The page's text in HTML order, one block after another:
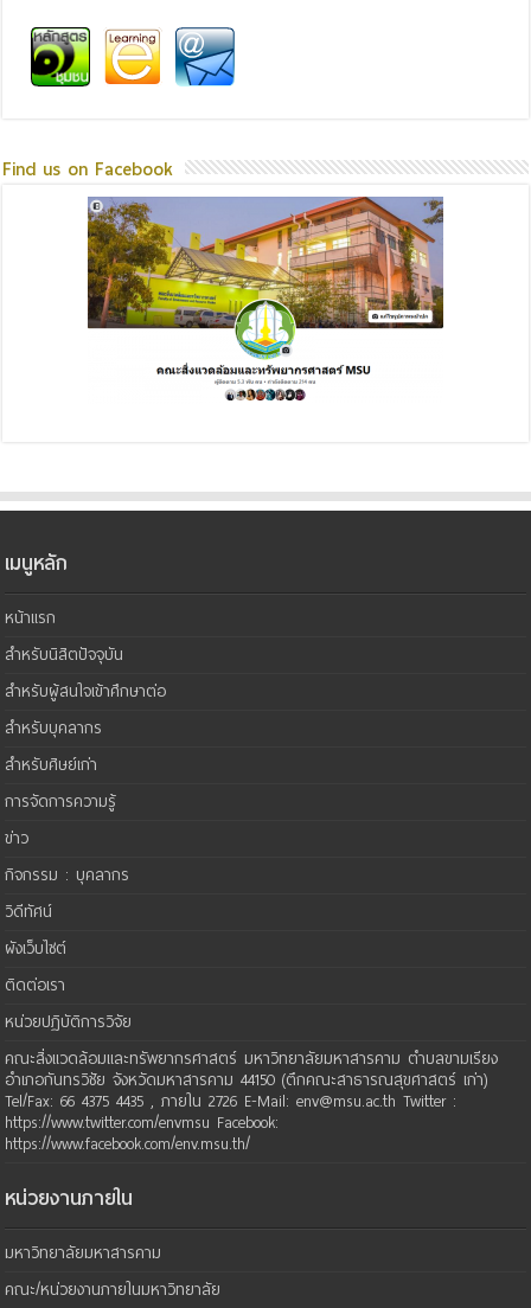
Find us on Facebook
เมนูหลัก
หน้าแรก
สำหรับนิสิตปัจจุบัน
สำหรับผู้สนใจเข้าศึกษาต่อ
สำหรับบุคลากร
สำหรับศิษย์เก่า
การจัดการความรู้
ข่าว
กิจกรรม : บุคลากร
วิดีทัศน์
ผังเว็บไซต์
ติดต่อเรา
หน่วยปฏิบัติการวิจัย
คณะสิ่งแวดล้อมและทรัพยากรศาสตร์ มหาวิทยาลัยมหาสารคาม ตำบลขามเรียง
อำเภอกันทรวิชัย จังหวัดมหาสารคาม 44150 (ตึกคณะสาธารณสุขศาสตร์ เก่า)
Tel/Fax: 66 4375 4435 , ภายใน 2726 E-Mail: env@msu.ac.th Twitter :
https://www.twitter.com/envmsu Facebook:
https://www.facebook.com/env.msu.th/
หน่วยงานภายใน
มหาวิทยาลัยมหาสารคาม
คณะ/หน่วยงานภายในมหาวิทยาลัย